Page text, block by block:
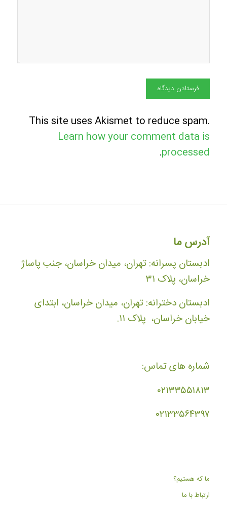
This site uses Akismet to reduce spam.
Learn how your comment data is
processed
.
آدرس ما
ادبستان پسرانه: تهران، میدان خراسان، جنب پاساژ
خراسان، پلاک ۳۱
ادبستان دخترانه: تهران، میدان خراسان، ابتدای
خیابان خراسان، پلاک ۱۱.
شماره های تماس:
۰۲۱۳۳۵۵۱۸۱۳
۰۲۱۳۳۵۶۴۳۹۷
ما که هستیم؟
ارتباط با ما